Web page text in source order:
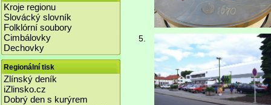
Kroje regionu
Slovácký slovník
Folklórní soubory
Cimbálovky
Dechovky
Regionální tisk
Zlínský deník
iZlinsko.cz
Dobrý den s kurýrem
5.